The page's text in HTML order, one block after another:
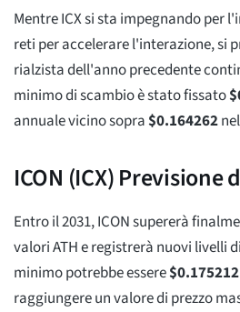
Mentre ICX si sta impegnando per
reti per accelerare l'interazione, si
rialzista dell'anno precedente
minimo di scambio è stato fissato$
annuale vicino sopra$0.164262
ICON (ICX) Previsione
Entro il 2031, ICON supererà
valori ATH e registrerà nuovi livelli
minimo potrebbe essere$0.175212
raggiungere un valore di prezzo